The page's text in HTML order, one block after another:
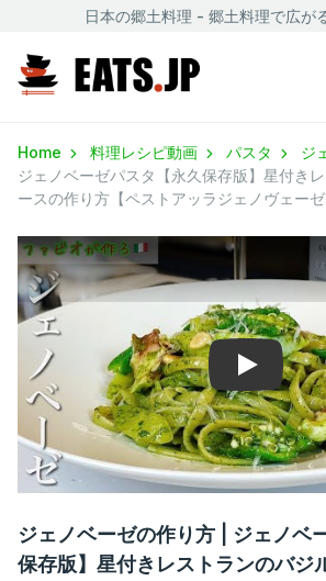
日本の郷土料理 - 郷土料理で広が
Home 料理レシピ動画 パスタ
ジ
ジェノベーゼパスタ【永久保存版】星付き
ースの作り方【ペストアッラジェノヴェーゼ
Play
ジェノベーゼの作り方 | ジェノベ
保存版】星付きレストランのバジ